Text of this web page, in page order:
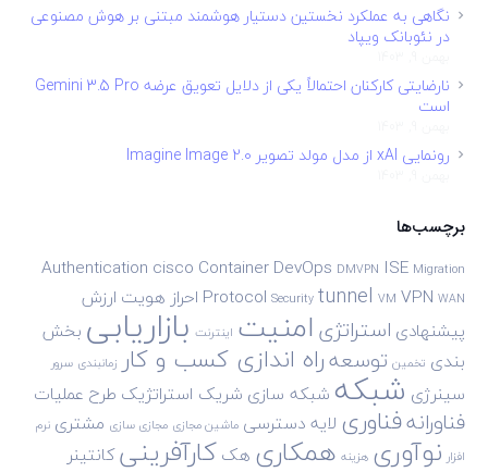
نگاهی به عملکرد نخستین دستیار هوشمند مبتنی بر هوش مصنوعی
در نئوبانک ویپاد
نارضایتی کارکنان احتمالاً یکی از دلایل تعویق عرضه Gemini 3.5 Pro
است
رونمایی xAI از مدل مولد تصویر Imagine Image 2.0
برچسب‌ها
Authentication cisco ContainerDevOps DMVPN ISE Migration
Protocol Security tunnel VM VPN WAN احراز هویت ارزش
پیشنهادی استراتژی امنیت اینترنت بازاریابیبخش
بندی تخمین توسعهراه اندازی کسب و کار زمانبندی سرور
سینرژی شبکه شبکه سازی شریک استراتژیک طرح عملیات
فناورانهفناوری لایه دسترسی ماشین مجازی مجازی سازی مشتری نرم
افزار نوآوری هزینه همکاری هککارآفرینیکانتینر